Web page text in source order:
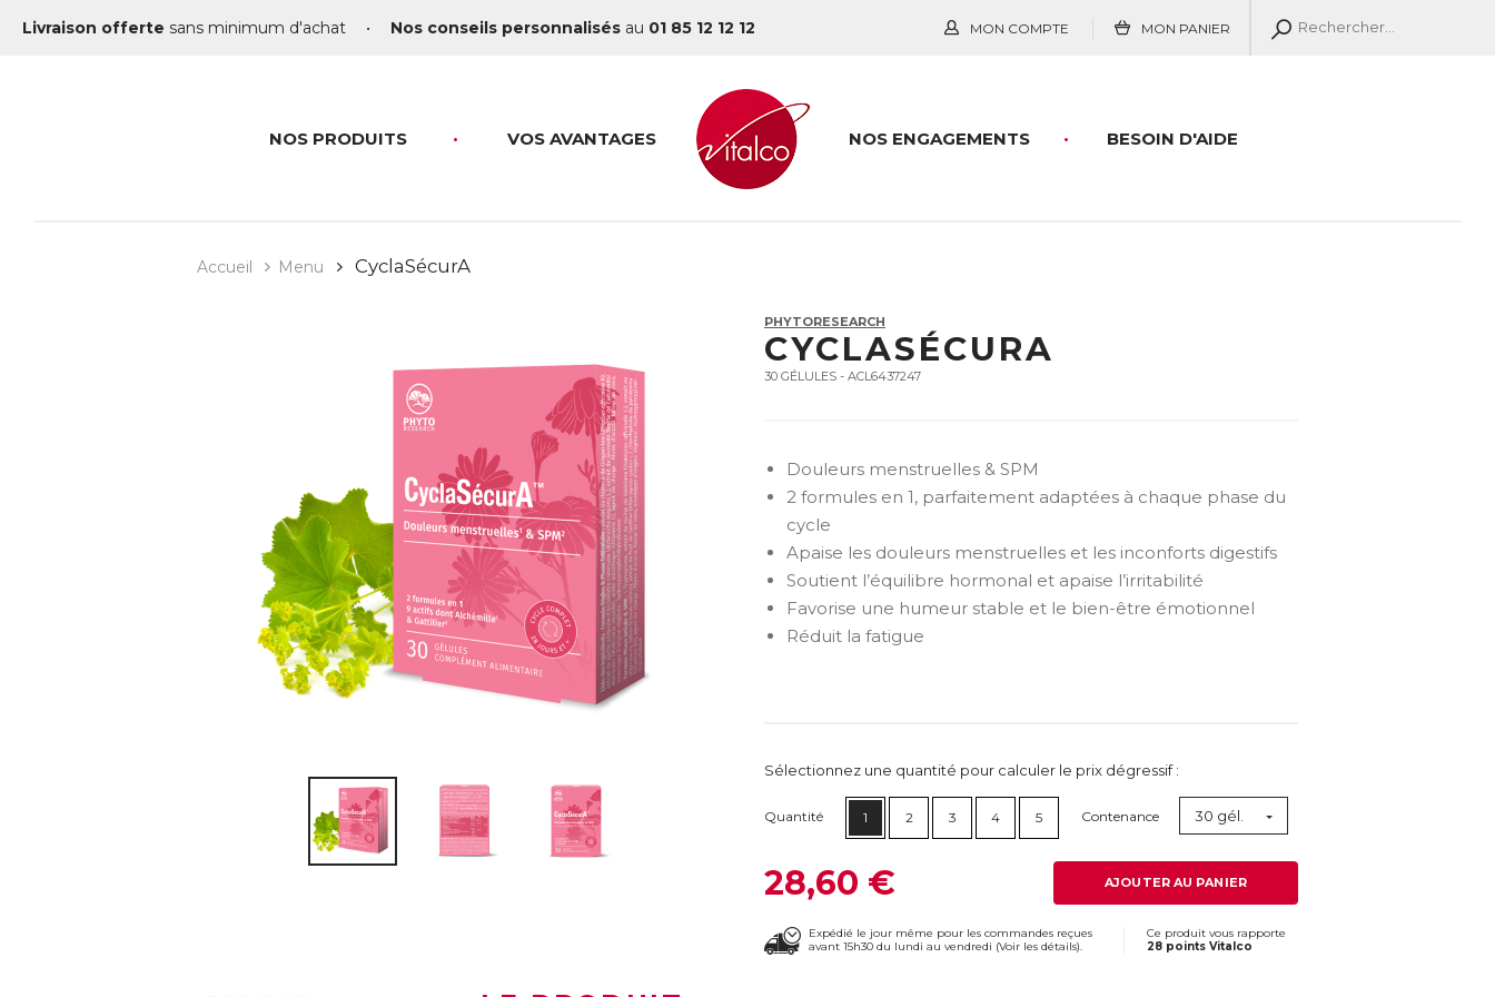
Livraison offerte sans minimum d'achat • Nos conseils personnalisés au 01 85 12 12 12 MON COMPTE MON PANIER
NOS PRODUITS VOS AVANTAGES BESOIN D'AIDE
NOS ENGAGEMENTS
Accueil Menu CyclaSécurA
PHYTORESEARCH
CYCLASÉCURA
30 GÉLULES - ACL6437247
Douleurs menstruelles & SPM
2 formules en 1, parfaitement adaptées à chaque phase du
cycle
Apaise les douleurs menstruelles et les inconforts digestifs
Soutient l’équilibre hormonal et apaise l’irritabilité
Favorise une humeur stable et le bien-être émotionnel
Réduit la fatigue
Sélectionnez une quantité pour calculer le prix dégressif :
Quantité 1 2 3 4 5 Contenance 30 gél.
28,60 € AJOUTER AU PANIER
Expédié le jour même pour les commandes reçues
avant 15h30 du lundi au vendredi (Voir les détails).
Ce produit vous rapporte
28 points Vitalco